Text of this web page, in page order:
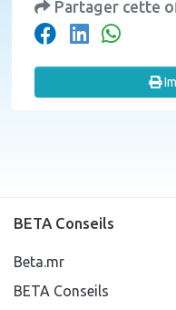
Partager cette
BETA Conseils
Beta.mr
BETA Conseils